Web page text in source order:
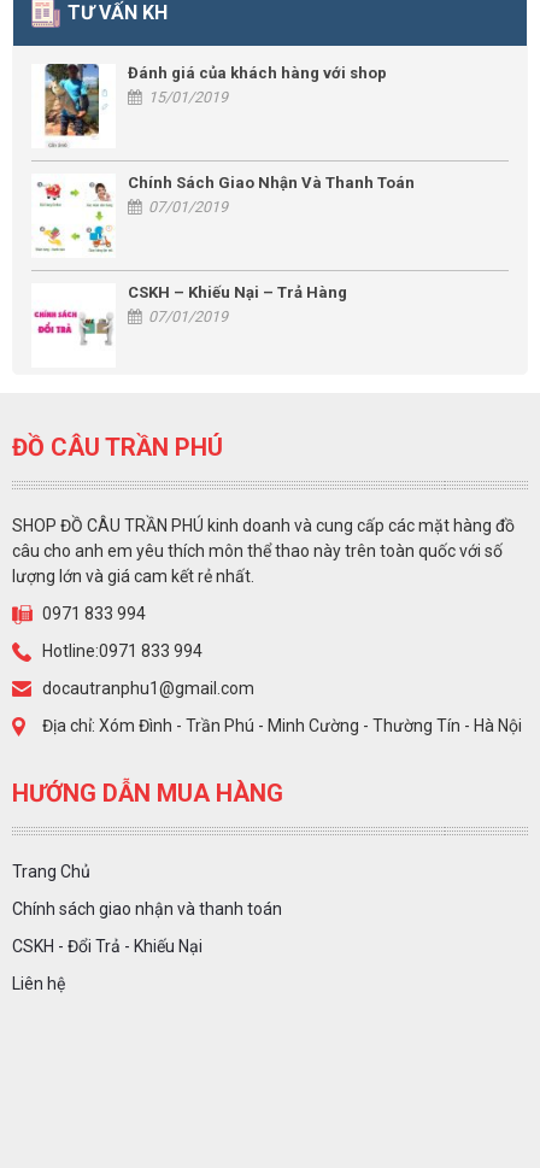
TƯ VẤN KH
Đánh giá của khách hàng với shop
15/01/2019
Chính Sách Giao Nhận Và Thanh Toán
07/01/2019
CSKH – Khiếu Nại – Trả Hàng
07/01/2019
ĐỒ CÂU TRẦN PHÚ
SHOP ĐỒ CÂU TRẦN PHÚ kinh doanh và cung cấp các mặt hàng đồ
câu cho anh em yêu thích môn thể thao này trên toàn quốc với số
lượng lớn và giá cam kết rẻ nhất.
0971 833 994
Hotline:0971 833 994
docautranphu1@gmail.com
Địa chỉ: Xóm Đình - Trần Phú - Minh Cường - Thường Tín - Hà Nội
HƯỚNG DẪN MUA HÀNG
Trang Chủ
Chính sách giao nhận và thanh toán
CSKH - Đổi Trả - Khiếu Nại
Liên hệ